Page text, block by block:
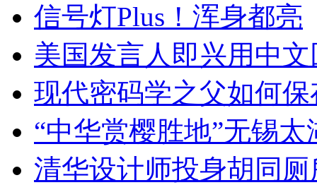
信号灯Plus！浑身都亮
美国发言人即兴用中
现代密码学之父如何
“中华赏樱胜地”无锡
清华设计师投身胡同